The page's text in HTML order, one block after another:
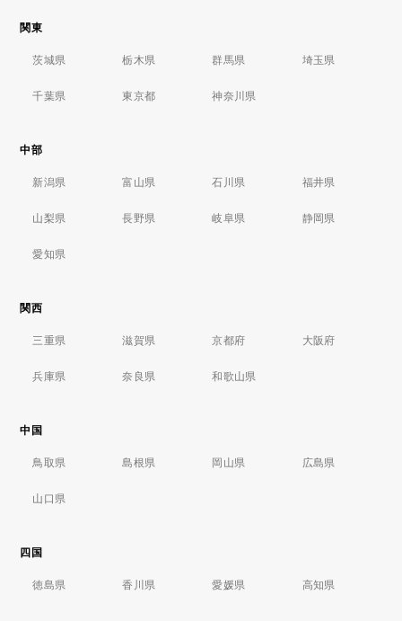
関東
茨城県 栃木県 群馬県 埼玉県
千葉県 東京都 神奈川県
中部
新潟県 富山県 石川県 福井県
山梨県 長野県 岐阜県 静岡県
愛知県
関西
三重県 滋賀県 京都府 大阪府
兵庫県 奈良県 和歌山県
中国
鳥取県 島根県 岡山県 広島県
山口県
四国
徳島県 香川県 愛媛県 高知県